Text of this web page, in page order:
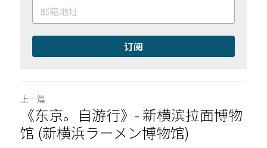
订阅
上一篇
《东京。自游行》- 新横滨拉面博物
馆 (新横浜ラーメン博物馆)